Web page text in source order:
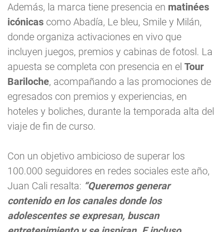
Además, la marca tiene presencia en matinées
icónicas como Abadía, Le bleu, Smile y Milán,
donde organiza activaciones en vivo que
incluyen juegos, premios y cabinas de fotosl. La
apuesta se completa con presencia en el Tour
Bariloche, acompañando a las promociones de
egresados con premios y experiencias, en
hoteles y boliches, durante la temporada alta del
viaje de fin de curso.
Con un objetivo ambicioso de superar los
100.000 seguidores en redes sociales este año,
Juan Cali resalta: “Queremos generar
contenido en los canales donde los
adolescentes se expresan, buscan